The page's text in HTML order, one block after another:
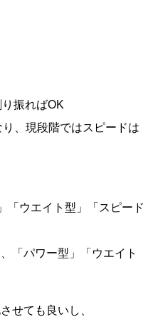
振ればOK
、現段階ではスピードは
「ウエイト型」「スピード
「パワー型」「ウエイト
せても良いし、